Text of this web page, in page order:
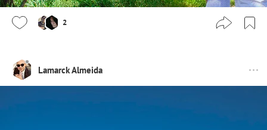
2
Lamarck Almeida